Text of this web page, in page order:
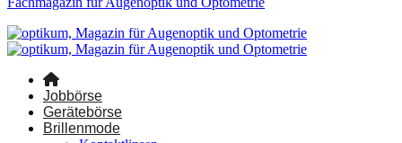
Jobbörse
Gerätebörse
Brillenmode